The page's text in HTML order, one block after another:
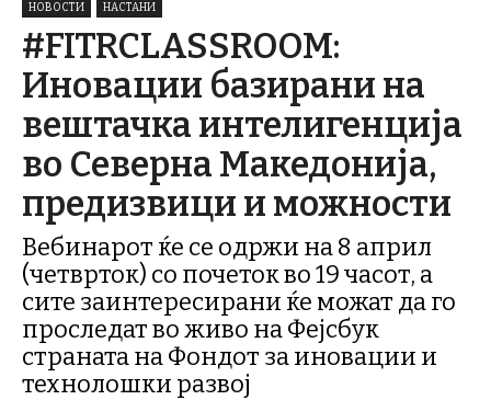
НОВОСТИ НАСТАНИ
#FITRCLASSROOM:
Иновации базирани на
вештачка интелигенција
во Северна Македонија,
предизвици и можности
Вебинарот ќе се одржи на 8 април
(четврток) со почеток во 19 часот, a
сите заинтересирани ќе можат да го
проследат во живо на Фејсбук
страната на Фондот за иновации и
технолошки развој